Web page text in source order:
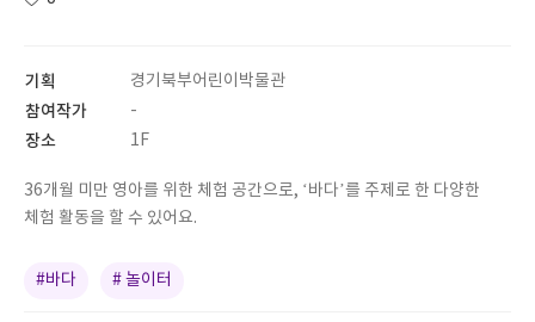
기획 경기북부어린이박물관
참여작가 -
장소 1F
36개월 미만 영아를 위한 체험 공간으로, ‘바다’를 주제로 한 다양한
체험 활동을 할 수 있어요.
#바다 # 놀이터